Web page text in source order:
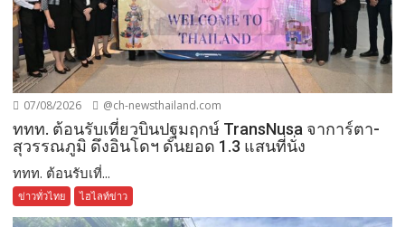
07/08/2026 @ch-newsthailand.com
ททท. ต้อนรับเที่ยวบินปฐมฤกษ์ TransNusa จาการ์ตา-
สุวรรณภูมิ ดึงอินโดฯ ดันยอด 1.3 แสนที่นั่ง
ททท. ต้อนรับเที่...
ข่าวทั่วไทย ไฮไลท์ข่าว